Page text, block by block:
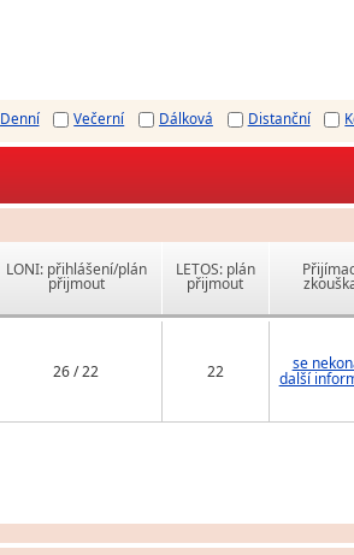
Denní Večerní Dálková Distanční
LONI: přihlášení/plán
přijmout
LETOS: plán
přijmout
26 / 22 22 se
další